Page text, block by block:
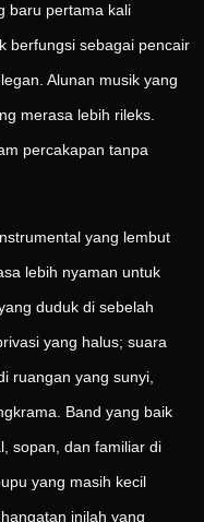
baru pertama kali
berfungsi sebagai pencair
Alunan musik yang
merasa lebih rileks.
percakapan tanpa
yang lembut
lebih nyaman untuk
duduk di sebelah
yang halus; suara
ruangan yang sunyi,
Band yang baik
sopan, dan familiar di
yang masih kecil
inilah yang